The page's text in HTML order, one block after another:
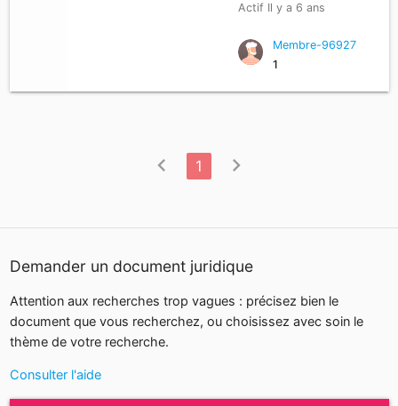
Actif Il y a 6 ans
Membre-96927
1
chevron_left 1 chevron_right
Demander un document juridique
Attention aux recherches trop vagues : précisez bien le
document que vous recherchez, ou choisissez avec soin le
thème de votre recherche.
Consulter l'aide